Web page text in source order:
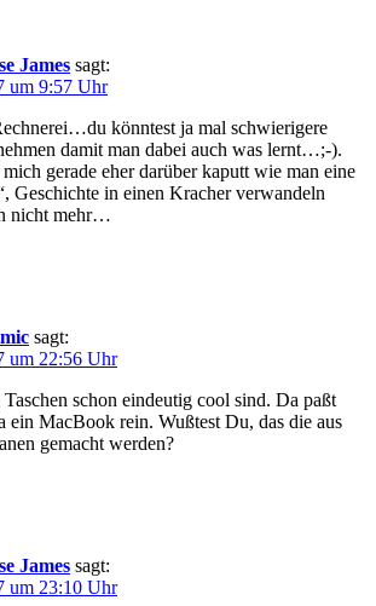
James sagt:
um 9:57 Uhr
könntest ja mal schwierigere
damit man dabei auch was lernt…;-).
gerade eher darüber kaputt wie man eine
Geschichte in einen Kracher verwandeln
nicht mehr…
sagt:
um 22:56 Uhr
schon eindeutig cool sind. Da paßt
ein MacBook rein. Wußtest Du, das die aus
gemacht werden?
James sagt:
um 23:10 Uhr